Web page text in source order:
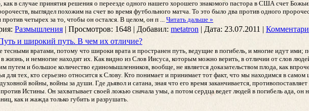
в случае принятия решения о переезде одного нашего хорошего знакомого пастора в США счет
выглядел похожим на счет во время футбольного матча. То это было два против одного
четырех за то, чтобы он остался. В целом, он п ... Читать дальше »
Размышления | Просмотров: 1648 | Добавил: metatron | Дата: 23.07.2011 |
и широкий путь. В чем их отличие?
тесными вратами, потому что широки врата и пространен путь, ведущие в погибель, и многие идут ими;
жизнь, и немногие находят их. Как видно из Слов Иисуса, которым можно верить, в отличии от слов
путем и большое количество единомышленников, вообще, не является доказательством плода, как
для тех, кто серьезно относится к Слову. Кто понимает и принимает тот факт, что мы находимся в самом
войны, войны за души. Где дьявол и сатана, зная что его время заканчивается, противопоставляет
Истины. Он захватывает своей ложью сначала умы, а потом сердца ведет людей в погибель ада, он
как и жажда только губить и разрушать.